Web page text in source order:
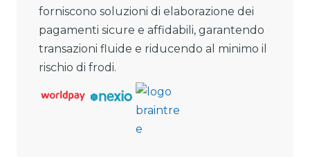
forniscono soluzioni di elaborazione dei
pagamenti sicure e affidabili, garantendo
transazioni fluide e riducendo al minimo il
rischio di frodi.